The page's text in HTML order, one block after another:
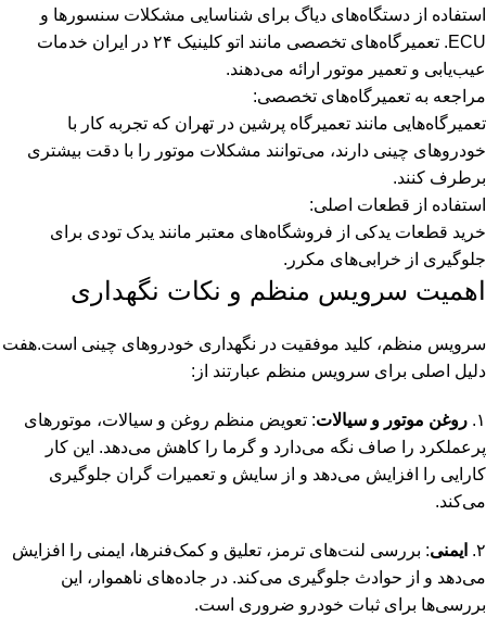
استفاده از دستگاه‌های دیاگ برای شناسایی مشکلات سنسورها و
ECU. تعمیرگاه‌های تخصصی مانند اتو کلینیک ۲۴ در ایران خدمات
عیب‌یابی و تعمیر موتور ارائه می‌دهند.
مراجعه به تعمیرگاه‌های تخصصی:
تعمیرگاه‌هایی مانند تعمیرگاه پرشین در تهران که تجربه کار با
خودروهای چینی دارند، می‌توانند مشکلات موتور را با دقت بیشتری
برطرف کنند.
استفاده از قطعات اصلی:
خرید قطعات یدکی از فروشگاه‌های معتبر مانند یدک تودی برای
جلوگیری از خرابی‌های مکرر.
اهمیت سرویس منظم و نکات نگهداری
سرویس منظم، کلید موفقیت در نگهداری خودروهای چینی است.هفت
دلیل اصلی برای سرویس منظم عبارتند از:
۱. روغن موتور و سیالات: تعویض منظم روغن و سیالات، موتورهای
پرعملکرد را صاف نگه می‌دارد و گرما را کاهش می‌دهد. این کار
کارایی را افزایش می‌دهد و از سایش و تعمیرات گران جلوگیری
می‌کند.
۲. ایمنی: بررسی لنت‌های ترمز، تعلیق و کمک‌فنرها، ایمنی را افزایش
می‌دهد و از حوادث جلوگیری می‌کند. در جاده‌های ناهموار، این
بررسی‌ها برای ثبات خودرو ضروری است.